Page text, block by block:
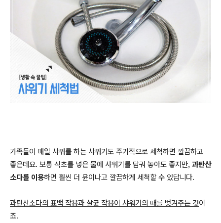
가족들이 매일 샤워를 하는 샤워기도 주기적으로 세척하면 깔끔하고
좋은데요. 보통 식초를 넣은 물에 샤워기를 담궈 놓아도 좋지만, 과탄산
소다를 이용하면 훨씬 더 윤이나고 깔끔하게 세척할 수 있답니다.
과탄산소다의 표백 작용과 살균 작용이 샤워기의 때를 벗겨주는 것이
죠.